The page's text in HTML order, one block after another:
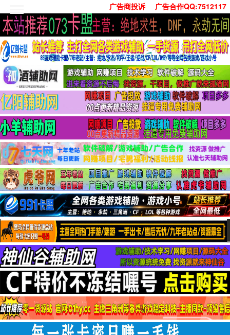
广告商投诉 广告合作QQ:7512117
首页
技术学习
安卓绿化
单机游戏
社交娱乐
系统工具
活动线报
常用办公
源码收集
值得一看
两性情感